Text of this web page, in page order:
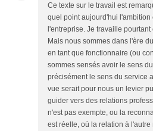
Ce texte sur le travail est
quel point aujourd'hui
l'entreprise. Je travaille
Mais nous sommes dans l'ère
en tant que fonctionnaire (ou
sommes sensés avoir le sens
précisément le sens du service
vue serait pour nous un levier
guider vers des relations
n'est pas exempte, ou la
est réelle, où la relation à